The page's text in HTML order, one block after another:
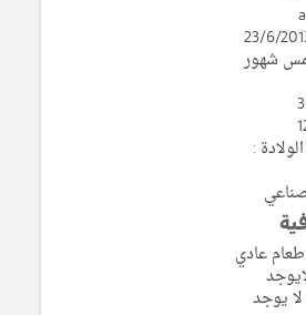
شهور
:
عادي
يوجد